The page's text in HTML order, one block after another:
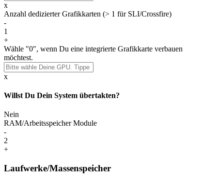
x
Anzahl dedizierter Grafikkarten (> 1 für SLI/Crossfire)
-
1
+
Wähle "0", wenn Du eine integrierte Grafikkarte verbauen
möchtest.
x
Willst Du Dein System übertakten?
Nein
RAM/Arbeitsspeicher Module
-
2
+
Laufwerke/Massenspeicher